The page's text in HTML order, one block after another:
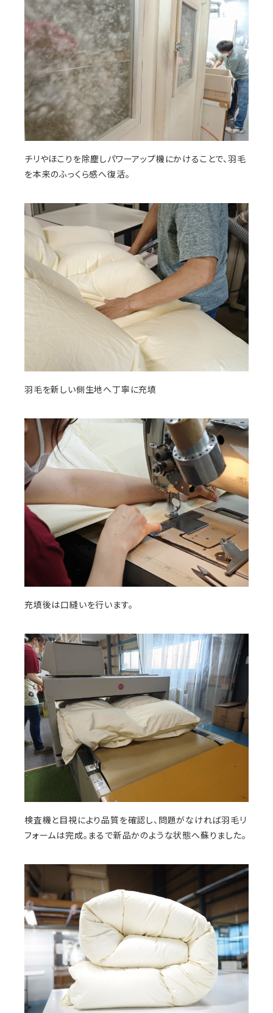
チリやほこりを除塵しパワーアップ機にかけることで、羽毛
を本来のふっくら感へ復活。
羽毛を新しい側生地へ丁寧に充填
充填後は口縫いを行います。
検査機と目視により品質を確認し、問題がなければ羽毛リ
フォームは完成。まるで新品かのような状態へ蘇りました。